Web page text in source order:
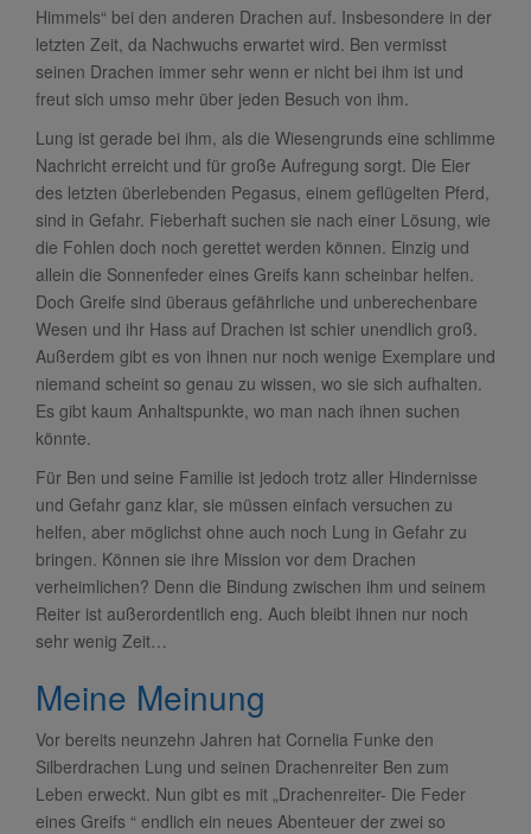
Himmels“ bei den anderen Drachen auf. Insbesondere in der
letzten Zeit, da Nachwuchs erwartet wird. Ben vermisst
seinen Drachen immer sehr wenn er nicht bei ihm ist und
freut sich umso mehr über jeden Besuch von ihm.
Lung ist gerade bei ihm, als die Wiesengrunds eine schlimme
Nachricht erreicht und für große Aufregung sorgt. Die Eier
des letzten überlebenden Pegasus, einem geflügelten Pferd,
sind in Gefahr. Fieberhaft suchen sie nach einer Lösung, wie
die Fohlen doch noch gerettet werden können. Einzig und
allein die Sonnenfeder eines Greifs kann scheinbar helfen.
Doch Greife sind überaus gefährliche und unberechenbare
Wesen und ihr Hass auf Drachen ist schier unendlich groß.
Außerdem gibt es von ihnen nur noch wenige Exemplare und
niemand scheint so genau zu wissen, wo sie sich aufhalten.
Es gibt kaum Anhaltspunkte, wo man nach ihnen suchen
könnte.
Für Ben und seine Familie ist jedoch trotz aller Hindernisse
und Gefahr ganz klar, sie müssen einfach versuchen zu
helfen, aber möglichst ohne auch noch Lung in Gefahr zu
bringen. Können sie ihre Mission vor dem Drachen
verheimlichen? Denn die Bindung zwischen ihm und seinem
Reiter ist außerordentlich eng. Auch bleibt ihnen nur noch
sehr wenig Zeit…
Meine Meinung
Vor bereits neunzehn Jahren hat Cornelia Funke den
Silberdrachen Lung und seinen Drachenreiter Ben zum
Leben erweckt. Nun gibt es mit „Drachenreiter- Die Feder
eines Greifs “ endlich ein neues Abenteuer der zwei so